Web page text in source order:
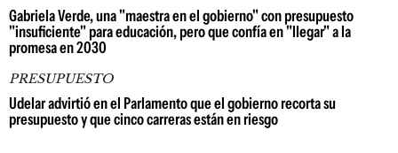
Gabriela Verde, una "maestra en el gobierno" con presupuesto
"insuficiente" para educación, pero que confía en "llegar" a la
promesa en 2030
PRESUPUESTO
Udelar advirtió en el Parlamento que el gobierno recorta su
presupuesto y que cinco carreras están en riesgo